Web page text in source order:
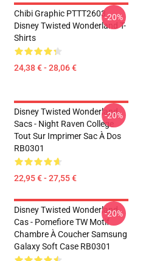
Chibi Graphic PTTT2603
Disney Twisted Wonderland T-
Shirts
24,38 € - 28,06 €
-20%
Disney Twisted Wonderland
Sacs - Night Raven College
Tout Sur Imprimer Sac À Dos
RB0301
22,95 € - 27,55 €
-20%
Disney Twisted Wonderland
Cas - Pomefiore TW Motif
Chambre À Coucher Samsung
Galaxy Soft Case RB0301
-20%